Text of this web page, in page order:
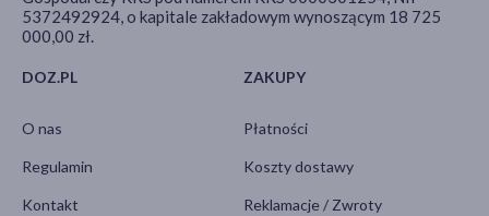
DOZ.PL
O nas
Regulamin
Kontakt
ZAKUPY
Płatności
Koszty dostawy
Reklamacje / Zwroty
5372492924, o kapitale zakładowym wynoszącym 18 725
000,00 zł.